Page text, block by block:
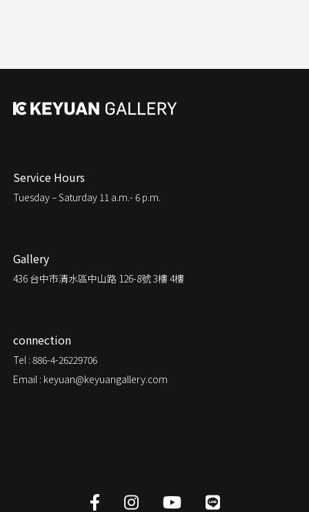
Service Hours
Tuesday – Saturday 11 a.m.- 6 p.m.
Gallery
436 台中市清水區中山路 126-8號 3樓 4樓
connection
Tel : 886-4-26229706
Email : keyuan@keyuangallery.com